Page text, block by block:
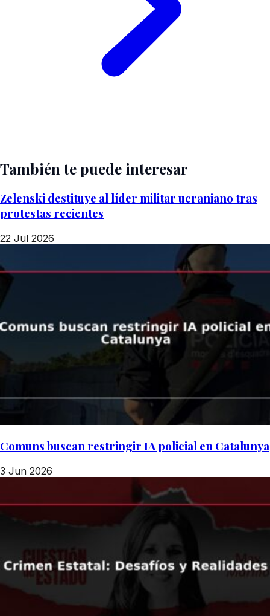
También te puede interesar
Zelenski destituye al líder militar ucraniano tras
protestas recientes
22 Jul 2026
Comuns buscan restringir IA policial en Catalunya
3 Jun 2026